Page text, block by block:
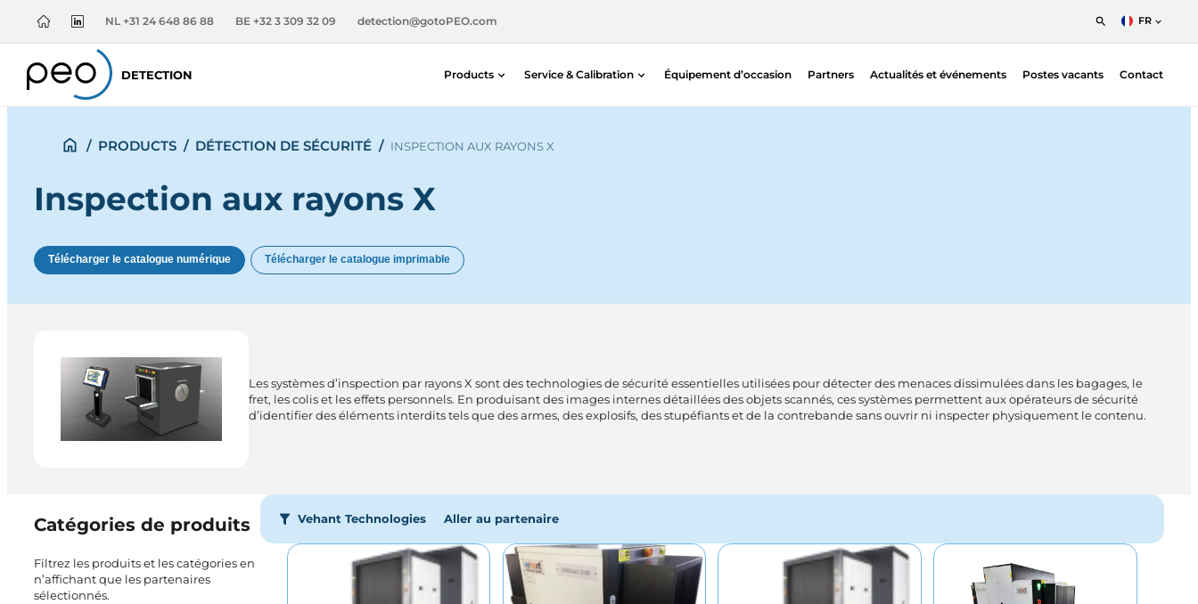
NL +31 24 648 86 88 BE +32 3 309 32 09 detection@gotoPEO.com FR
English
Nederlands
DETECTION Products
Portal Monitors
Systèmes mobiles de détection des
Gestion des déchets et du recyclage –
Ludlum Measurements Inc. | Radiation
Service & Calibration
Location d’X-ray
Équipement d’occasion Partners Actualités et événements Postes vacants Contact
/ PRODUCTS / DÉTECTION DE SÉCURITÉ / INSPECTION AUX RAYONS X
Inspection aux rayons X
Télécharger le catalogue numérique Télécharger le catalogue imprimable
Les systèmes d’inspection par rayons X sont des technologies de sécurité essentielles utilisées pour détecter des menaces dissimulées dans les bagages, le
fret, les colis et les effets personnels. En produisant des images internes détaillées des objets scannés, ces systèmes permettent aux opérateurs de sécurité
d’identifier des éléments interdits tels que des armes, des explosifs, des stupéfiants et de la contrebande sans ouvrir ni inspecter physiquement le contenu.
Catégories de produits
Filtrez les produits et les catégories en
n’affichant que les partenaires
sélectionnés.
Vehant Technologies Aller au partenaire